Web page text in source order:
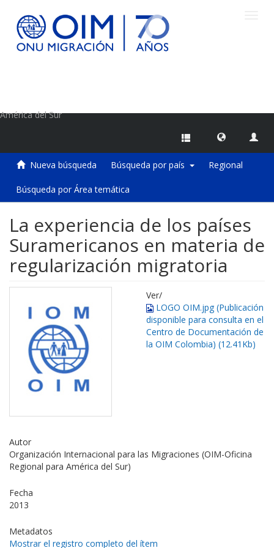
América del Sur
Nueva búsqueda Búsqueda por país Regional
Búsqueda por Área temática
La experiencia de los países
Suramericanos en materia de
regularización migratoria
Ver/
LOGO OIM.jpg (Publicación
disponible para consulta en el
Centro de Documentación de
la OIM Colombia) (12.41Kb)
Autor
Organización Internacional para las Migraciones (OIM-Oficina
Regional para América del Sur)
Fecha
2013
Metadatos
Mostrar el registro completo del ítem